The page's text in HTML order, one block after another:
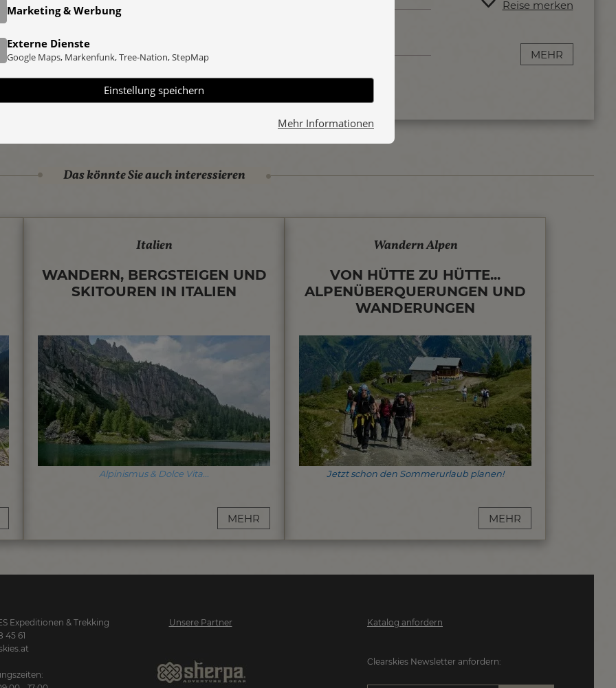
Meer. Höhepunkt ist die
des exponierten Watzmann-
beeindruckenden Tiefblicken zum
und in die gewaltige Watzmann-
Reise merken
MEHR
Das könnte Sie auch interessieren
Italien
WANDERN, BERGSTEIGEN UND
SKITOUREN IN ITALIEN
Alpinismus & Dolce Vita...
MEHR
Wandern Alpen
VON HÜTTE ZU HÜTTE...
ALPENÜBERQUERUNGEN UND
WANDERUNGEN
Jetzt schon den Sommerurlaub planen!
MEHR
Expeditionen & Trekking
45 61
Unsere Partner Katalog anfordern
Clearskies Newsletter anfordern:
Marketing & Werbung
Externe Dienste
Google Maps, Markenfunk, Tree-Nation, StepMap
Einstellung speichern
Mehr Informationen